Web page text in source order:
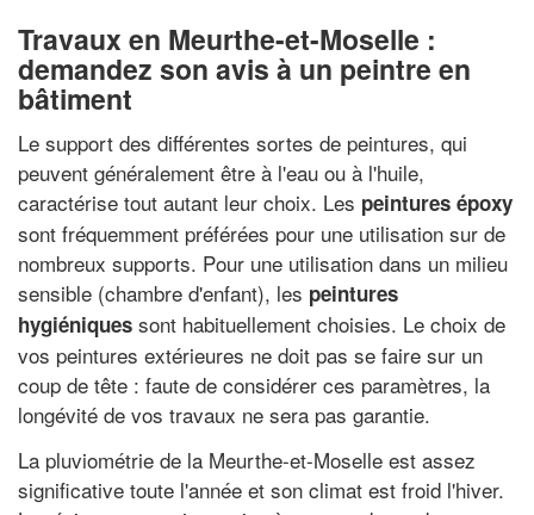
Travaux en Meurthe-et-Moselle :
demandez son avis à un peintre en
bâtiment
Le support des différentes sortes de peintures, qui
peuvent généralement être à l'eau ou à l'huile,
caractérise tout autant leur choix. Les peintures époxy
sont fréquemment préférées pour une utilisation sur de
nombreux supports. Pour une utilisation dans un milieu
sensible (chambre d'enfant), les peintures
hygiéniques sont habituellement choisies. Le choix de
vos peintures extérieures ne doit pas se faire sur un
coup de tête : faute de considérer ces paramètres, la
longévité de vos travaux ne sera pas garantie.
La pluviométrie de la Meurthe-et-Moselle est assez
significative toute l'année et son climat est froid l'hiver.